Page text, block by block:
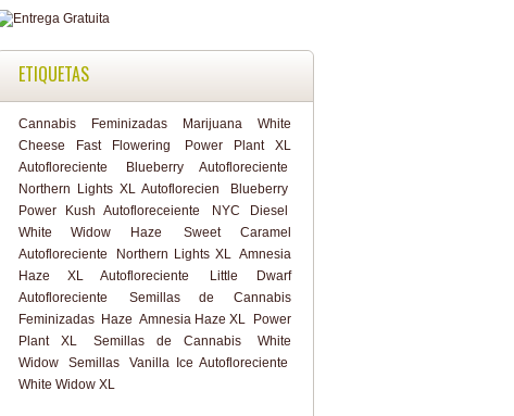
ETIQUETAS
Cannabis Feminizadas Marijuana
White
Cheese Fast Flowering
Power Plant XL
Autofloreciente
Blueberry Autofloreciente
Northern Lights XL Autoflorecien
Blueberry
Power Kush Autofloreceiente
NYC Diesel
White Widow Haze
Sweet Caramel
Autofloreciente
Northern Lights XL Amnesia
Haze XL Autofloreciente
Little Dwarf
Autofloreciente
Semillas de Cannabis
Feminizadas Haze Amnesia Haze XL
Power
Plant XL
Semillas de Cannabis
White
Widow
Semillas
Vanilla Ice Autofloreciente
White Widow XL